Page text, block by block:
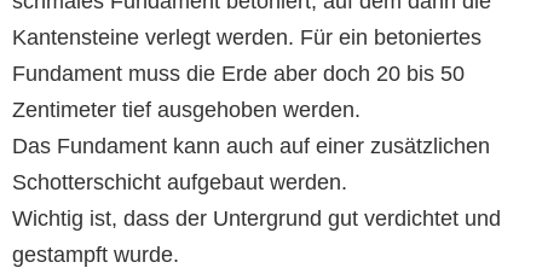
Kantensteine verlegt werden. Für ein betoniertes
Fundament muss die Erde aber doch 20 bis 50
Zentimeter tief ausgehoben werden.
Das Fundament kann auch auf einer zusätzlichen
Schotterschicht aufgebaut werden.
Wichtig ist, dass der Untergrund gut verdichtet und
gestampft wurde.